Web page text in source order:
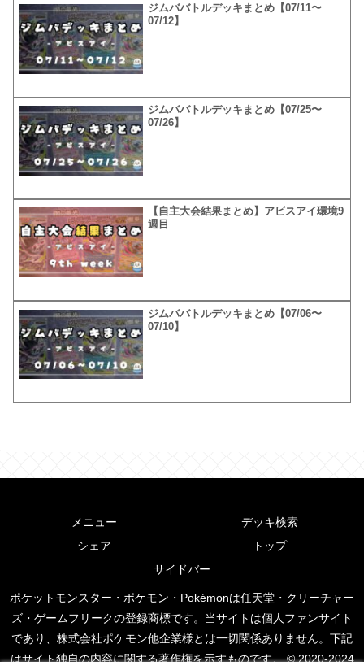
ジムババトルデッキまとめ【07/11〜
07/12】
ジムババトルデッキまとめ【07/25〜
07/26】
【自主大会結果まとめ】アビスアイ環境9
週目
ジムババトルデッキまとめ【07/06〜
07/10】
メニュー
デッキ検索
シェア
トップ
サイドバー
ポケットモンスター・ポケモン・Pokémonは任天堂・クリーチャー
ズ・ゲームフリークの登録商標です。当サイトは個人ファンサイト
であり、株式会社ポケモン他企業様とは一切関係ありません。下記
はサイト独自の内容に関する著作権を示すものです。 © 2020-2024